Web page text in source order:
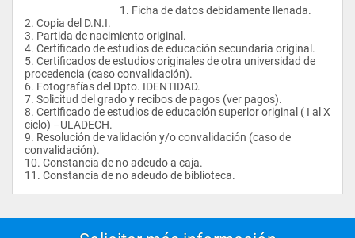
diferentes corrientes y escuelas psicológicas.
Área Formativa (AF)
3.0 Demostrar una sólida formación general en la aplicación
de técnicas y estrategias de interacción humana, evaluación,
diagnóstico y tratamiento de los problemas de conducta
vinculando su labor a los principios éticos que establece su
deontología profesional.
Área Especialidad (AE)
4.0 Demostrar una sólida formación científica, tecnológica y
humanística en el área específica profesional de la carrera de
230623 NEUROFISIOLOGÍA 3
230624 EPISTEMOLOGÍA DE LA PSICOLOGÍA 3
230625 ANTROPOLOGÍA CULTURAL 3
230626 VIDA ESPIRITUAL 2
230627 PRACTICAS OPERATIVAS JUSTAS 3
CICLO 3
Curso Nombre del Curso Creditos Sílabo
230631 BIOESTADÍSTICA 4
					1. Ficha de datos debidamente llenada.
2. Copia del D.N.I.
3. Partida de nacimiento original.
4. Certificado de estudios de educación secundaria original.
5. Certificados de estudios originales de otra universidad de
procedencia (caso convalidación).
6. Fotografías del Dpto. IDENTIDAD.
7. Solicitud del grado y recibos de pagos (ver pagos).
8. Certificado de estudios de educación superior original ( I al X
ciclo) –ULADECH.
9. Resolución de validación y/o convalidación (caso de
convalidación).
10. Constancia de no adeudo a caja.
11. Constancia de no adeudo de biblioteca.